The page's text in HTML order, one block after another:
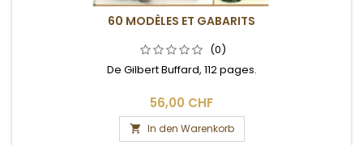
60 MODÈLES ET GABARITS
(0)
De Gilbert Buffard, 112 pages.
56,00 CHF
 In den Warenkorb